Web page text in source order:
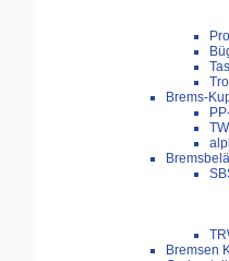
Brems-
Bremsen